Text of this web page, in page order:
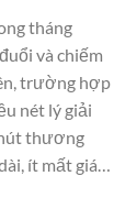
tháng
và chiếm
trường hợp
nét lý giải
thương
ít mất giá…